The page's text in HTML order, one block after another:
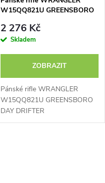
W15QQ821U GREENSBORO
2 276 Kč
Skladem
ZOBRAZIT
Pánské rifle WRANGLER
W15QQ821U GREENSBORO
DAY DRIFTER